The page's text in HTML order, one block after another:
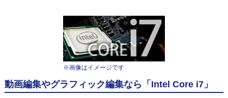
※画像はイメージです
動画編集やグラフィック編集なら「Intel Core i7」